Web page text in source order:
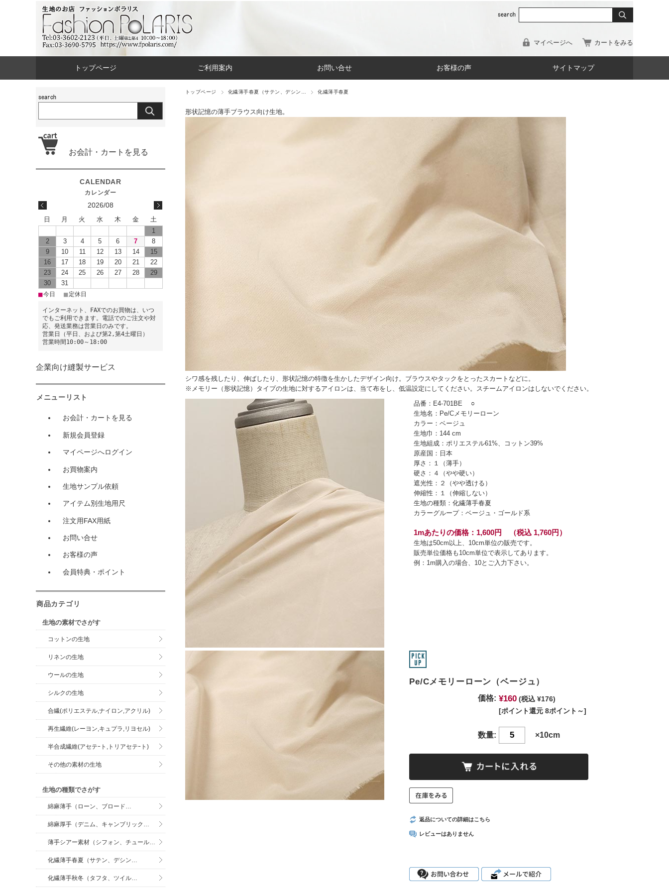
マイページへ カートをみる
トップページ ご利用案内 お問い合せ お客様の声 サイトマップ
トップページ 化繊薄手春夏（サテン、デシン… 化繊薄手春夏
形状記憶の薄手ブラウス向け生地。
シワ感を残したり、伸ばしたり、形状記憶の特徴を生かしたデザイン向け。ブラウスやタックをとったスカートなどに。
※メモリー（形状記憶）タイプの生地に対するアイロンは、当て布をし、低温設定にしてください。スチームアイロンはしないでください。
品番：E4-701BE ○
生地名：Pe/Cメモリーローン
カラー：ベージュ
生地巾：144 cm
生地組成：ポリエステル61%、コットン39%
原産国：日本
厚さ：１（薄手）
硬さ：４（やや硬い）
遮光性：２（やや透ける）
伸縮性：１（伸縮しない）
生地の種類：化繊薄手春夏
カラーグループ：ベージュ・ゴールド系
1mあたりの価格：1,600円 （税込 1,760円）
生地は50cm以上、10cm単位の販売です。
販売単位価格も10cm単位で表示してあります。
例：1m購入の場合、10とご入力下さい。
Pe/Cメモリーローン（ベージュ）
価格: ¥160 (税込 ¥176)
[ポイント還元 8ポイント～]
数量: ×10cm
返品についての詳細はこちら
レビューはありません
お会計・カートを見る
2026/08
日 月 火 水 木 金
土
1
2
3 4 5 6 7
8
9
10 11 12 13 14
15
16
17 18 19 20 21
22
23
24 25 26 27 28
29
30
31
■今日 ■ 定休日
インターネット、FAXでのお買物は、いつ
でもご利用できます。電話でのご注文や対
応、発送業務は営業日のみです。
営業日（平日、および第2,第4土曜日）
営業時間10:00～18:00
企業向け縫製サービス
メニューリスト
お会計・カートを見る
新規会員登録
マイページへログイン
お買物案内
生地サンプル依頼
アイテム別生地用尺
注文用FAX用紙
お問い合せ
お客様の声
会員特典・ポイント
商品カテゴリ
生地の素材でさがす
コットンの生地
リネンの生地
ウールの生地
シルクの生地
合繊(ポリエステル,ナイロン,アクリル)
再生繊維(レーヨン,キュプラ,リヨセル)
半合成繊維(アセテｰト,トリアセテｰト)
その他の素材の生地
生地の種類でさがす
綿麻薄手（ローン、ブロード…
綿麻厚手（デニム、キャンブリック…
薄手シアー素材（シフォン、チュール…
化繊薄手春夏（サテン、デシン…
化繊薄手秋冬（タフタ、ツイル…